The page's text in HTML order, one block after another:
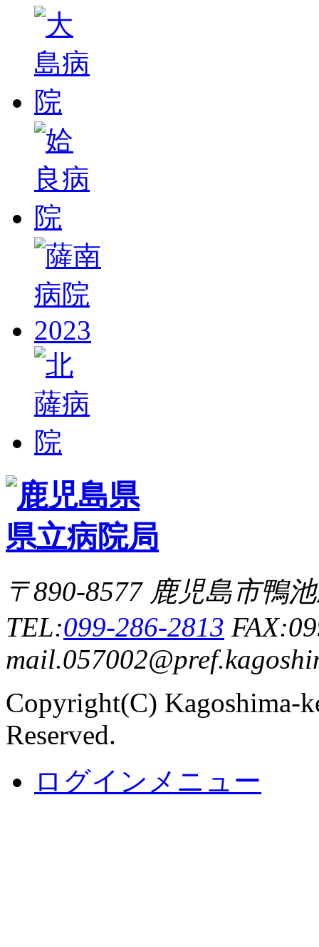
〒890-8577 鹿児島市
TEL:099-286-2813
Copyright(C) Kagoshima-
Reserved.
ログインメニュー